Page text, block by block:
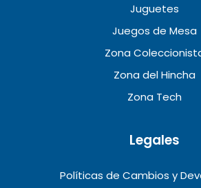
Juguetes
Juegos de Mesa
Zona
Zona del Hincha
Zona Tech
Legales
Políticas de Cambios y